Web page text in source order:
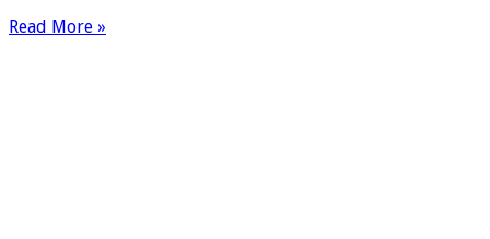
Read More »